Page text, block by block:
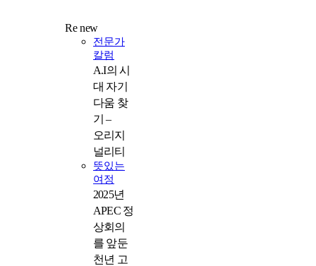
Re new
전문가
칼럼
A.I의 시
대 자기
다움 찾
기 –
오리지
널리티
뜻있는
여정
2025년
APEC 정
상회의
를 앞둔
천년 고